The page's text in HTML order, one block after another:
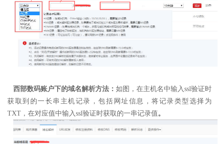
西部数码账户下的域名解析方法： 如图，在主机名中输入ssl验证时
获取到的一长串主机记录，包括网址信息，将记录类型选择为
TXT， 在对应值中输入ssl验证时获取的一串记录值。